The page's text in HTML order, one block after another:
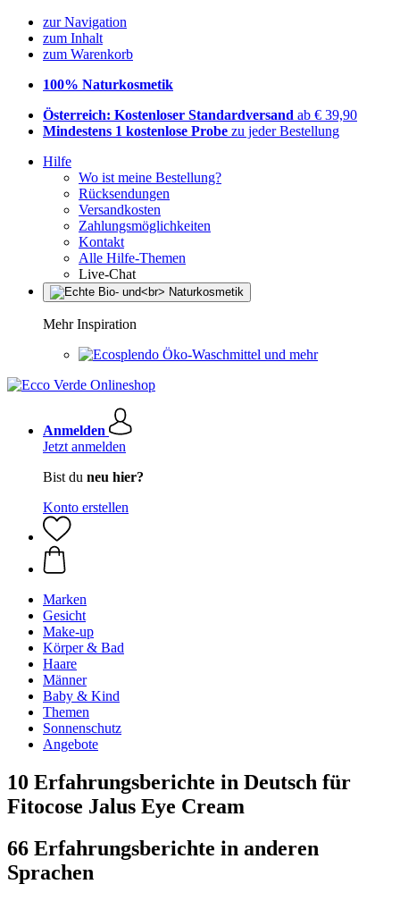
zur Navigation
zum Inhalt
zum Warenkorb
100% Naturkosmetik
Österreich: Kostenloser Standardversand ab € 39,90
Mindestens 1 kostenlose Probe zu jeder Bestellung
Hilfe
Wo ist meine Bestellung?
Rücksendungen
Versandkosten
Zahlungsmöglichkeiten
Kontakt
Alle Hilfe-Themen
Live-Chat
Mehr Inspiration
Öko-Waschmittel und mehr
Anmelden
Jetzt anmelden
Bist du neu hier?
Konto erstellen
Marken
Gesicht
Make-up
Körper & Bad
Haare
Männer
Baby & Kind
Themen
Sonnenschutz
Angebote
10 Erfahrungsberichte in Deutsch für
Fitocose Jalus Eye Cream
66 Erfahrungsberichte in anderen
Sprachen